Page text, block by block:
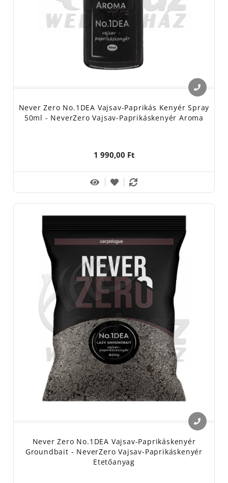
Never Zero No.1DEA Vajsav-Paprikás Kenyér Spray
50ml - NeverZero Vajsav-Paprikáskenyér Aroma
1 990,00 Ft
Never Zero No.1DEA Vajsav-Paprikáskenyér
Groundbait - NeverZero Vajsav-Paprikáskenyér
Etetőanyag